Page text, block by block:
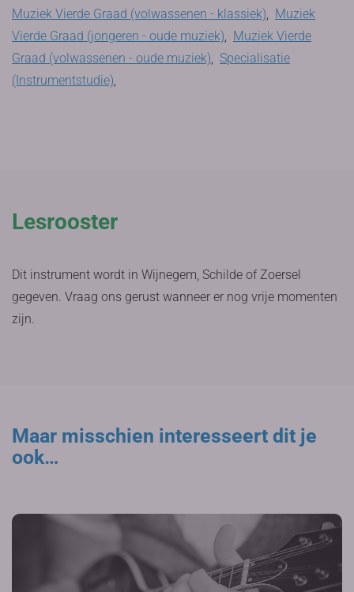
Muziek Vierde Graad (volwassenen - klassiek), Muziek
Vierde Graad (jongeren - oude muziek), Muziek Vierde
Graad (volwassenen - oude muziek), Specialisatie
(Instrumentstudie),
Lesrooster
Dit instrument wordt in Wijnegem, Schilde of Zoersel
gegeven. Vraag ons gerust wanneer er nog vrije momenten
zijn.
Maar misschien interesseert dit je
ook…